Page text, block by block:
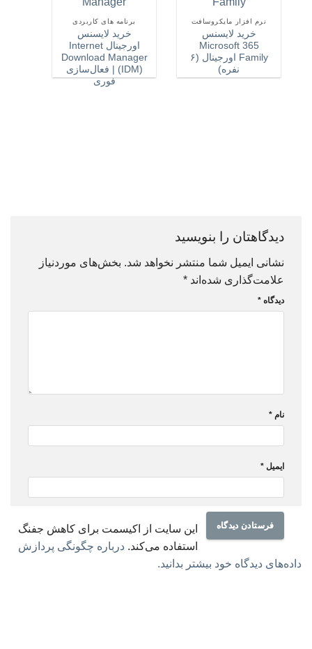
نرم افزار مایکروسافت
خرید لایسنس
Microsoft 365
Family اورجینال (۶
نفره)
برنامه های کاربردی
خرید لایسنس
اورجینال Internet
Download Manager
(IDM) | فعال‌سازی
فوری
دیدگاهتان را بنویسید
نشانی ایمیل شما منتشر نخواهد شد. بخش‌های موردنیاز
علامت‌گذاری شده‌اند *
دیدگاه *
نام *
ایمیل *
این سایت از اکیسمت برای کاهش جفنگ
استفاده می‌کند. درباره چگونگی پردازش
داده‌های دیدگاه خود بیشتر بدانید.